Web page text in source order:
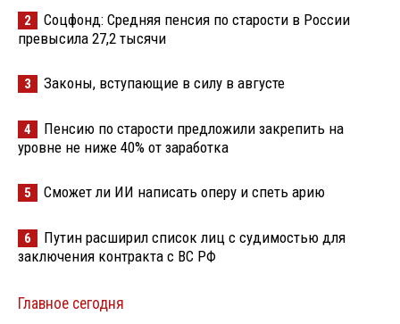
2
Соцфонд: Средняя пенсия по старости в России
превысила 27,2 тысячи
3 Законы, вступающие в силу в августе
4
Пенсию по старости предложили закрепить на
уровне не ниже 40% от заработка
5 Сможет ли ИИ написать оперу и спеть арию
6
Путин расширил список лиц с судимостью для
заключения контракта с ВС РФ
Главное сегодня